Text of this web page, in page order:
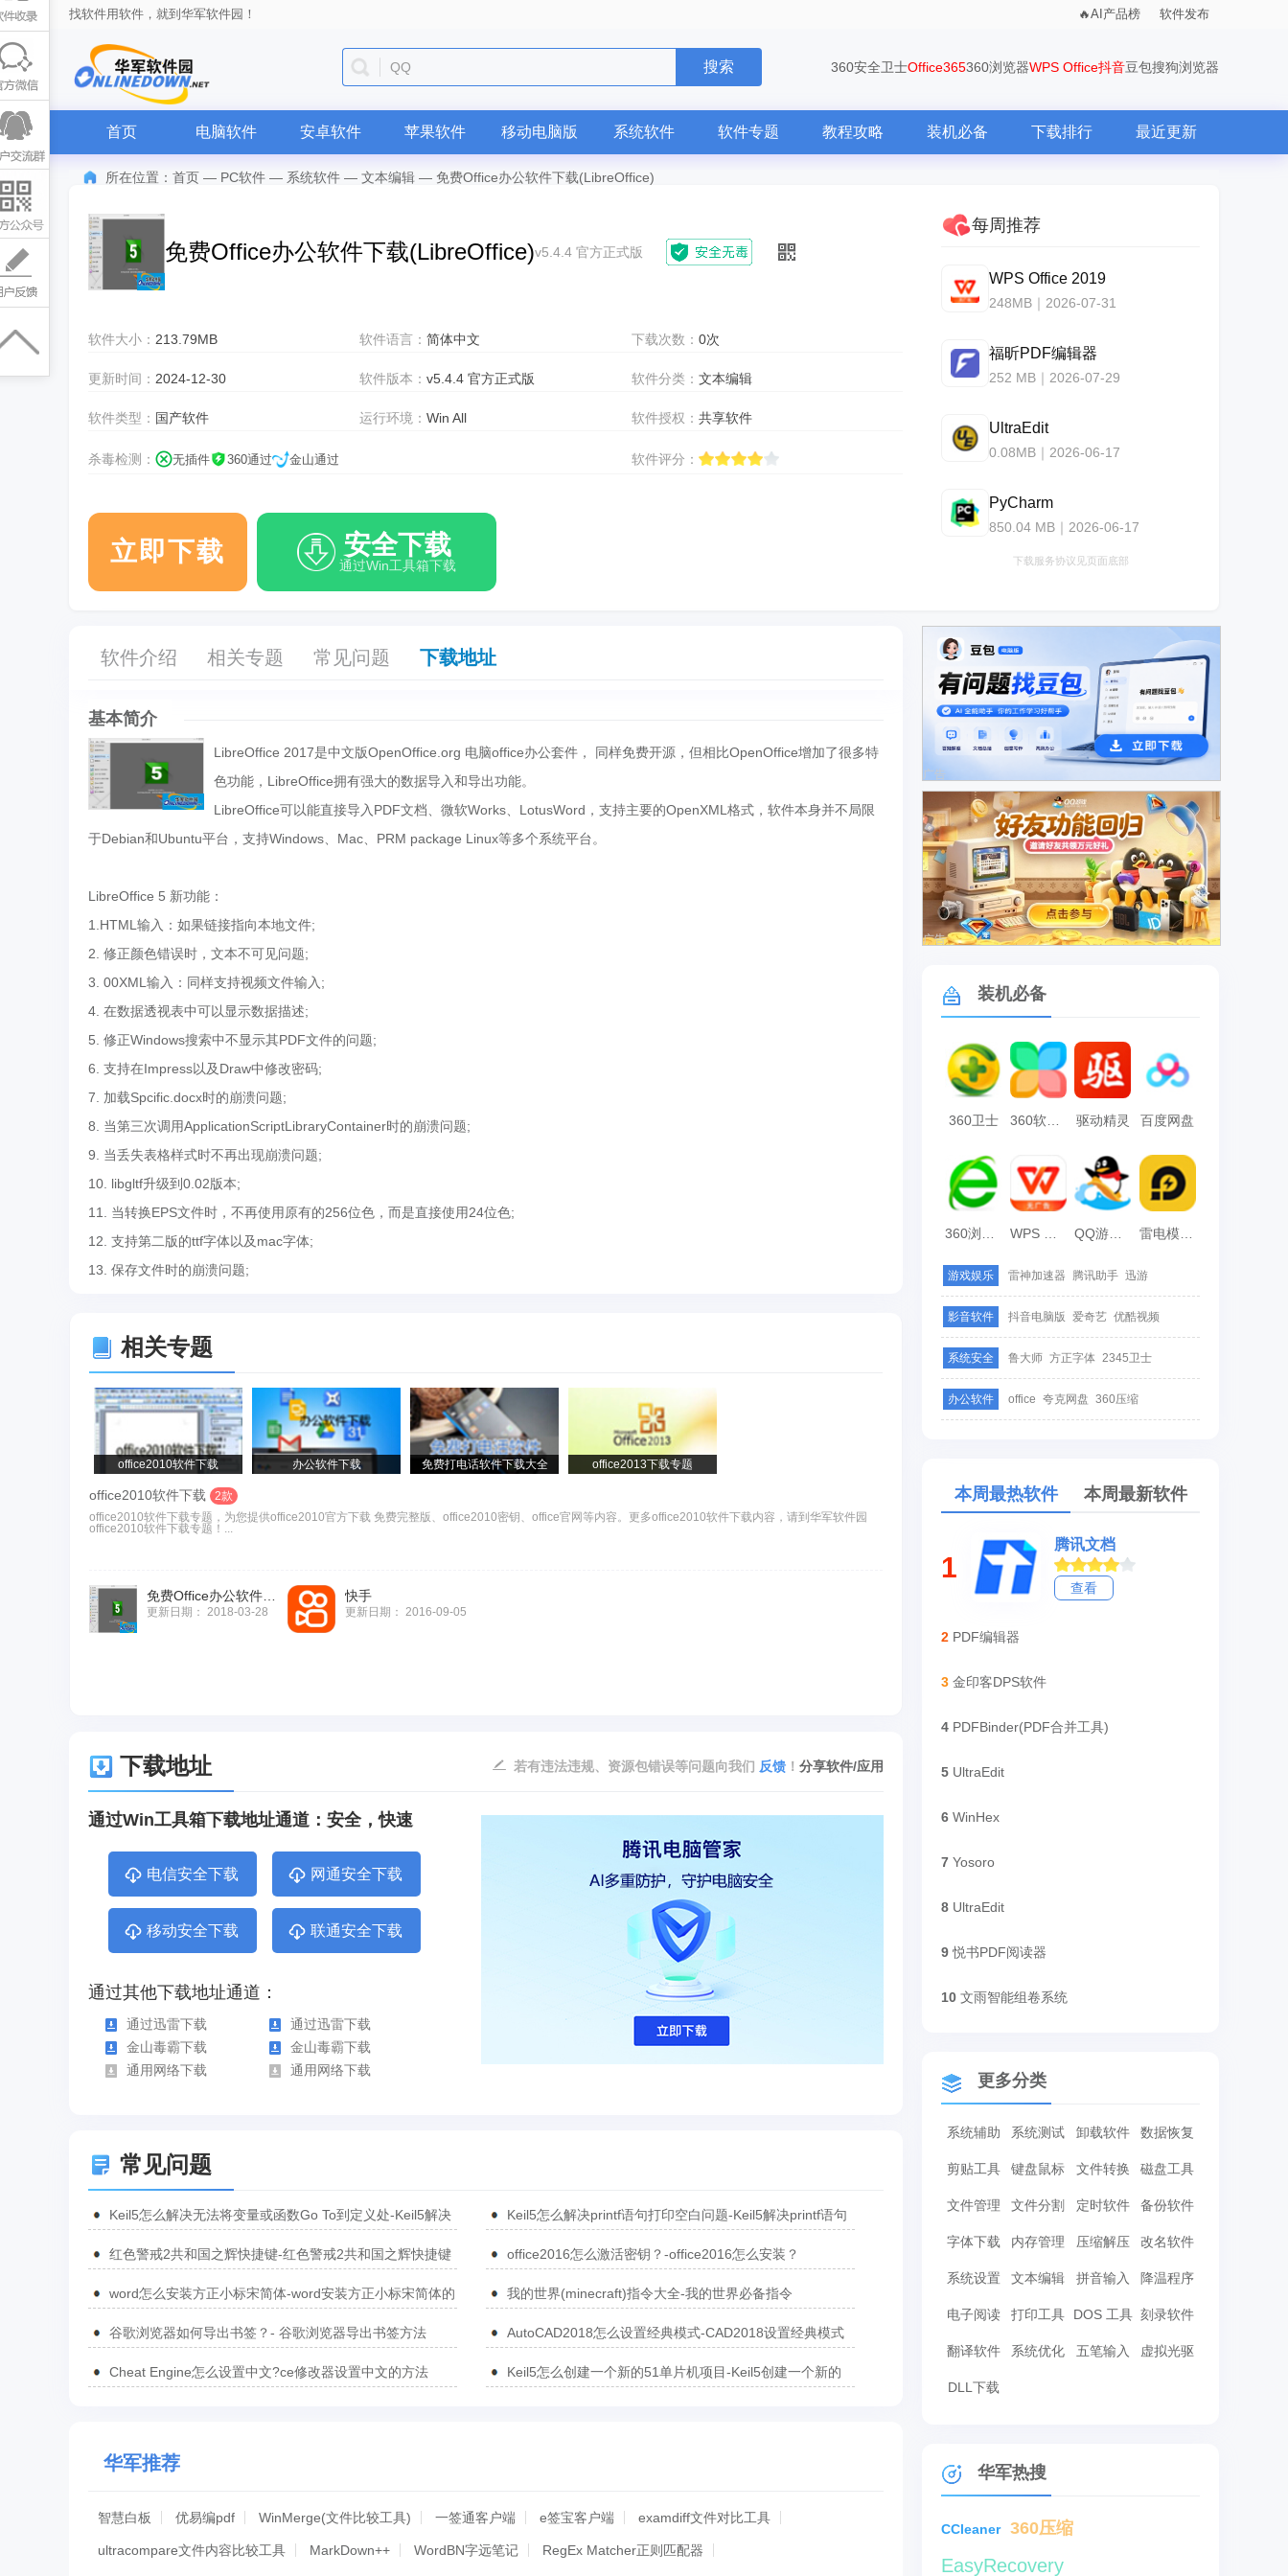
找软件用软件，就到华军软件园！ AI产品榜 软件发布
QQ 搜索 360安全卫士Office365360浏览器WPS Office抖音豆包搜狗浏览器
首页 电脑软件 安卓软件 苹果软件 移动电脑版 系统软件 软件专题 教程攻略 装机必备 下载排行 最近更新
所在位置： 首页 — PC软件 — 系统软件 — 文本编辑 — 免费Office办公软件下载(LibreOffice)
免费Office办公软件下载(LibreOffice)v5.4.4 官方正式版
软件大小： 213.79MB 软件语言：简体中文 下载次数： 0次
更新时间： 2024-12-30 软件版本：v5.4.4 官方正式版 软件分类： 文本编辑
软件类型： 国产软件 运行环境：Win All 软件授权： 共享软件
杀毒检测： 无插件 360通过 金山通过 软件评分：
立即下载 安全下载
通过Win工具箱下载
每周推荐
WPS Office 2019
248MB｜2026-07-31
福昕PDF编辑器
252 MB｜2026-07-29
UltraEdit
0.08MB｜2026-06-17
PyCharm
850.04 MB｜2026-06-17
下载服务协议见页面底部
软件介绍 相关专题 常见问题 下载地址
基本简介
LibreOffice 2017是中文版OpenOffice.org 电脑office办公套件， 同样免费开源，但相比OpenOffice增加了很多特
色功能，LibreOffice拥有强大的数据导入和导出功能。
LibreOffice可以能直接导入PDF文档、微软Works、LotusWord，支持主要的OpenXML格式，软件本身并不局限
于Debian和Ubuntu平台，支持Windows、Mac、PRM package Linux等多个系统平台。
LibreOffice 5 新功能：
1.HTML输入：如果链接指向本地文件;
2. 修正颜色错误时，文本不可见问题;
3. 00XML输入：同样支持视频文件输入;
4. 在数据透视表中可以显示数据描述;
5. 修正Windows搜索中不显示其PDF文件的问题;
6. 支持在Impress以及Draw中修改密码;
7. 加载Spcific.docx时的崩溃问题;
8. 当第三次调用ApplicationScriptLibraryContainer时的崩溃问题;
9. 当丢失表格样式时不再出现崩溃问题;
10. libgltf升级到0.02版本;
11. 当转换EPS文件时，不再使用原有的256位色，而是直接使用24位色;
12. 支持第二版的ttf字体以及mac字体;
13. 保存文件时的崩溃问题;
相关专题
office2010软件下载 办公软件下载 免费打电话软件下载大全 office2013下载专题
office2010软件下载
2款
office2010软件下载专题，为您提供office2010官方下载 免费完整版、office2010密钥、office官网等内容。更多office2010软件下载内容，请到华军软件园
office2010软件下载专题！...
更新日期： 2018-03-28
快手
更新日期： 2016-09-05
下载地址 分享软件/应用
若有违法违规、资源包错误等问题向我们 反馈 ！
通过Win工具箱下载地址通道：安全，快速
电信安全下载 网通安全下载
移动安全下载 联通安全下载
通过其他下载地址通道：
通过迅雷下载
通过迅雷下载
金山毒霸下载
金山毒霸下载
通用网络下载
通用网络下载
常见问题
Keil5怎么解决无法将变量或函数Go To到定义处-Keil5解决
Keil5怎么解决printf语句打印空白问题-Keil5解决printf语句
红色警戒2共和国之辉快捷键-红色警戒2共和国之辉快捷键
office2016怎么激活密钥？-office2016怎么安装？
word怎么安装方正小标宋简体-word安装方正小标宋简体的
我的世界(minecraft)指令大全-我的世界必备指令
谷歌浏览器如何导出书签？- 谷歌浏览器导出书签方法
AutoCAD2018怎么设置经典模式-CAD2018设置经典模式
Cheat Engine怎么设置中文?ce修改器设置中文的方法
Keil5怎么创建一个新的51单片机项目-Keil5创建一个新的
华军推荐
智慧白板 优易编pdf WinMerge(文件比较工具) 一签通客户端 e签宝客户端 examdiff文件对比工具
ultracompare文件内容比较工具 MarkDown++ WordBN字远笔记 RegEx Matcher正则匹配器
广告
广告
装机必备
360卫士 360软件管家 驱动精灵 百度网盘
雷电模拟器
游戏娱乐 雷神加速器 腾讯助手 迅游
影音软件 抖音电脑版 爱奇艺 优酷视频
系统安全 鲁大师 方正字体 2345卫士
办公软件 office 夸克网盘 360压缩
本周最热软件 本周最新软件
1
腾讯文档
查看
2 PDF编辑器
3 金印客DPS软件
4 PDFBinder(PDF合并工具)
5 UltraEdit
6 WinHex
7 Yosoro
8 UltraEdit
9 悦书PDF阅读器
10 文雨智能组卷系统
更多分类
系统辅助 系统测试 卸载软件 数据恢复
剪贴工具 键盘鼠标 文件转换 磁盘工具
文件管理 文件分割 定时软件 备份软件
字体下载 内存管理 压缩解压 改名软件
系统设置 文本编辑 拼音输入 降温程序
电子阅读 打印工具 DOS 工具 刻录软件
翻译软件 系统优化 五笔输入 虚拟光驱
DLL下载
华军热搜
CCleaner 360压缩
EasyRecovery